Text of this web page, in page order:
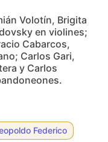
Volotín, Brigita
en violines;
Cabarcos,
Carlos Gari,
y Carlos
Federico